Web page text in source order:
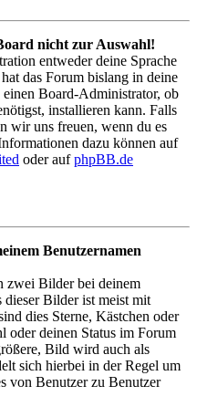
nicht zur Auswahl!
entweder deine Sprache
das Forum bislang in deine
einen Board-Administrator, ob
installieren kann. Falls
wir uns freuen, wenn du es
dazu können auf
oder aufphpBB.de
Benutzernamen
zwei Bilder bei deinem
dieser Bilder ist meist mit
dies Sterne, Kästchen oder
oder deinen Status im Forum
Bild wird auch als
sich hierbei in der Regel um
von Benutzer zu Benutzer